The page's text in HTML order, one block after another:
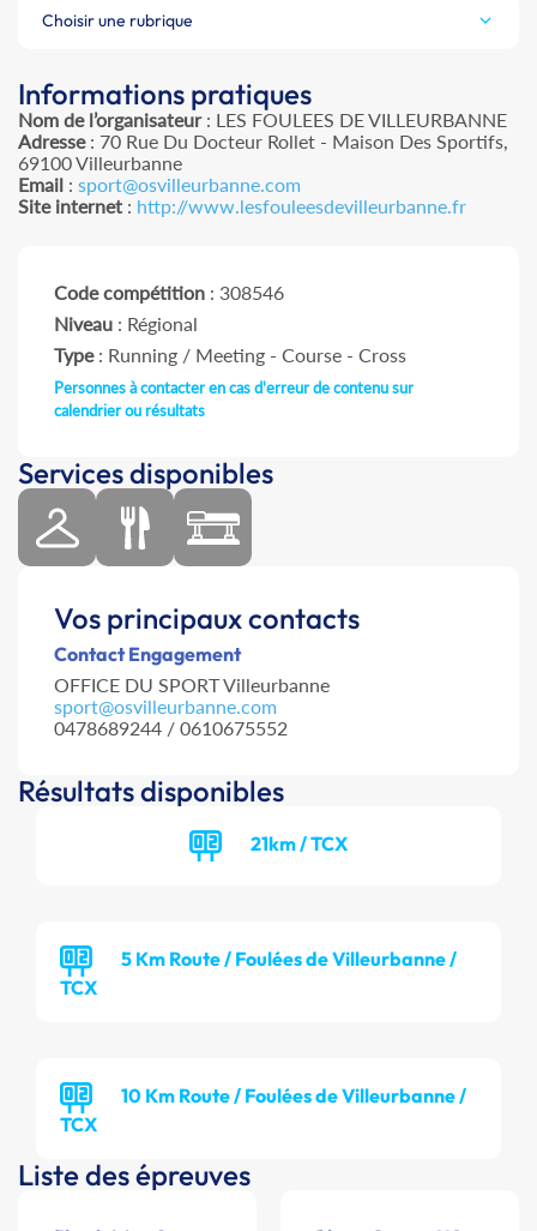
Choisir une rubrique
Informations pratiques
Nom de l’organisateur: LES FOULEES DE VILLEURBANNE
Adresse: 70 Rue Du Docteur Rollet - Maison Des Sportifs,
69100 Villeurbanne
Email : sport@osvilleurbanne.com
Site internet : http://www.lesfouleesdevilleurbanne.fr
Code compétition : 308546
Niveau : Régional
Type: Running / Meeting - Course - Cross
Personnes à contacter en cas d'erreur de contenu sur
calendrier ou résultats
Services disponibles
Vos principaux contacts
Contact Engagement
OFFICE DU SPORT Villeurbanne
sport@osvilleurbanne.com
0478689244 / 0610675552
Résultats disponibles
21km / TCX
5 Km Route / Foulées de Villeurbanne /
TCX
10 Km Route / Foulées de Villeurbanne /
TCX
Liste des épreuves